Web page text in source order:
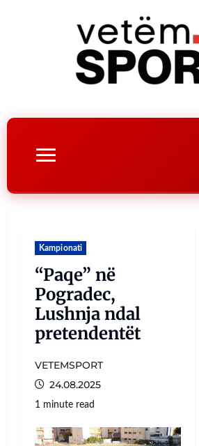
Kampionati
“Paqe” në
Pogradec,
Lushnja ndal
pretendentët
VETEMSPORT
24.08.2025
1 minute read